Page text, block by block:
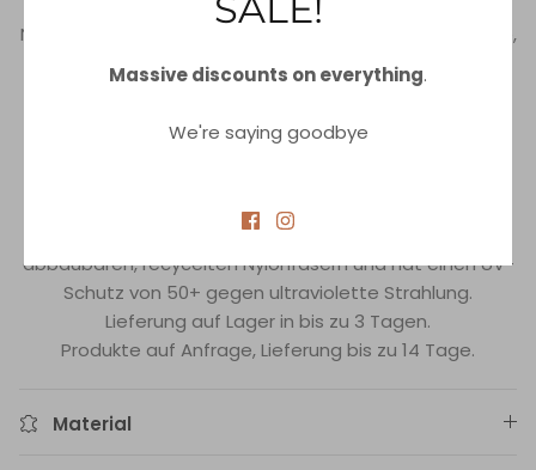
handbestickte Details mit Perlen und Bändern im
Nacken und am Rücken. Dieser Anzug enthält geformte,
eingenähte Cups und einen 15 cm langen inneren
Gummizug für Form und Halt.
Perfekter Bikini-BH für den Strand, den Sporttag oder
den Tag mit Freunden.
Fitnessaktivitäten oder für Ihr Sommeroutfit.
Das Material des Badeanzugs besteht aus biologisch
abbaubaren, recycelten Nylonfasern und hat einen UV-
Schutz von 50+ gegen ultraviolette Strahlung.
Lieferung auf Lager in bis zu 3 Tagen.
Produkte auf Anfrage, Lieferung bis zu 14 Tage.
Material
Massive discounts on everything.
We're saying goodbye